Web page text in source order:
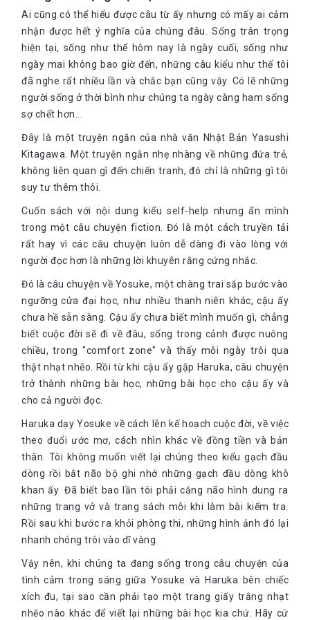
Ai cũng có thể hiểu được câu từ ấy nhưng có mấy ai cảm
nhận được hết ý nghĩa của chúng đâu. Sống trân trọng
hiện tại, sống như thể hôm nay là ngày cuối, sống như
ngày mai không bao giờ đến, những câu kiểu như thế tôi
đã nghe rất nhiều lần và chắc bạn cũng vậy. Có lẽ những
người sống ở thời bình như chúng ta ngày càng ham sống
sợ chết hơn...
Đây là một truyện ngắn của nhà văn Nhật Bản Yasushi
Kitagawa. Một truyện ngắn nhẹ nhàng về những đứa trẻ,
không liên quan gì đến chiến tranh, đó chỉ là những gì tôi
suy tư thêm thôi.
Cuốn sách với nội dung kiểu self-help nhưng ẩn mình
trong một câu chuyện fiction. Đó là một cách truyền tải
rất hay vì các câu chuyện luôn dễ dàng đi vào lòng với
người đọc hơn là những lời khuyên rằng cứng nhắc.
Đó là câu chuyện về Yosuke, một chàng trai sắp bước vào
ngưỡng cửa đại học, như nhiều thanh niên khác, cậu ấy
chưa hề sẵn sàng. Cậu ấy chưa biết mình muốn gì, chẳng
biết cuộc đời sẽ đi về đâu, sống trong cảnh được nuông
chiều, trong "comfort zone" và thấy mỗi ngày trôi qua
thật nhạt nhẽo. Rồi từ khi cậu ấy gặp Haruka, câu chuyện
trở thành những bài học, những bài học cho cậu ấy và
cho cả người đọc.
Haruka dạy Yosuke về cách lên kế hoạch cuộc đời, về việc
theo đuổi ước mơ, cách nhìn khác về đồng tiền và bản
thân. Tôi không muốn viết lại chúng theo kiểu gạch đầu
dòng rồi bắt não bộ ghi nhớ những gạch đầu dòng khô
khan ấy. Đã biết bao lần tôi phải căng não hình dung ra
những trang vở và trang sách mỗi khi làm bài kiểm tra.
Rồi sau khi bước ra khỏi phòng thi, những hình ảnh đó lại
nhanh chóng trôi vào dĩ vàng.
Vậy nên, khi chúng ta đang sống trong câu chuyện của
tình cảm trong sáng giữa Yosuke và Haruka bên chiếc
xích đu, tại sao cần phải tạo một trang giấy trắng nhạt
nhẽo nào khác để viết lại những bài học kia chứ. Hãy cứ